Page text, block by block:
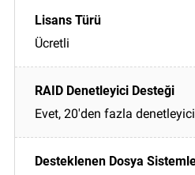
Ücretli
Evet, 20'den fazla denetleyici